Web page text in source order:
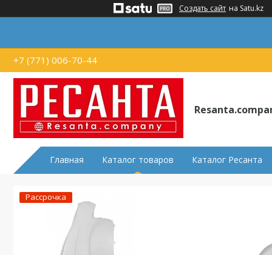
Создать сайт на Satu.kz
+7 (771) 006-70-44
Главная Каталог товаров Каталог Ресанта
Рассрочка